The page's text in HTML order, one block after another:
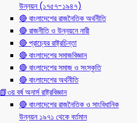
উন্নয়ন (১৭৫৭-১৯৪৭)
🔴 বাংলাদেশের রাজনৈতিক অর্থনীতি
🔴 রাজনীতি ও উন্নয়নে নারী
🔴 প্রাচ্যের রাষ্ট্রচিন্তা
🔴 বাংলাদেশের সমাজবিজ্ঞান
🔴 বাংলাদেশের সমাজ ও সংস্কৃতি
🔴 বাংলাদেশের অর্থনীতি
📗৩য় বর্ষ অনার্স রাষ্ট্রবিজ্ঞান
🔴 বাংলাদেশের রাজনৈতিক ও সাংবিধানিক
উন্নয়ন ১৯৭১ থেকে বর্তমান